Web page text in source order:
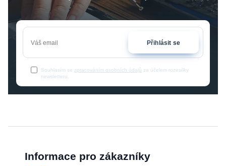
Přihlásit se
Souhlasím se zpracováním osobních údajů za účelem rozesílky
newsletteru.
Informace pro zákazníky